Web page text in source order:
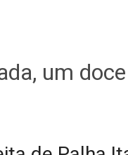
um